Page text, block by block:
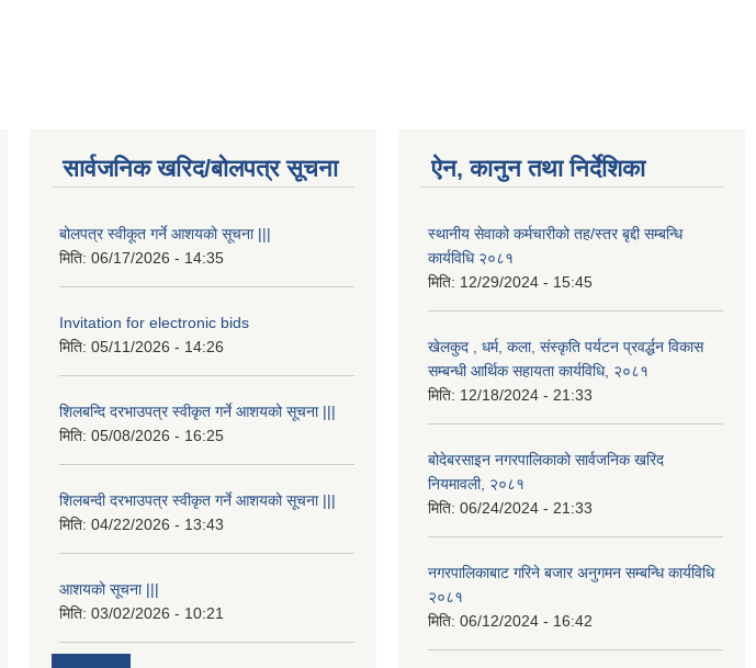
सार्वजनिक खरिद/बोलपत्र सूचना
बोलपत्र स्वीकूत गर्ने आशयको सूचना |||
मिति: 06/17/2026 - 14:35
Invitation for electronic bids
मिति: 05/11/2026 - 14:26
शिलबन्दि दरभाउपत्र स्वीकृत गर्ने आशयको सूचना |||
मिति: 05/08/2026 - 16:25
शिलबन्दी दरभाउपत्र स्वीकृत गर्ने आशयको सूचना |||
मिति: 04/22/2026 - 13:43
आशयको सूचना |||
मिति: 03/02/2026 - 10:21
ऐन, कानुन तथा निर्देशिका
स्थानीय सेवाको कर्मचारीको तह/स्तर बृद्दी सम्बन्धि
कार्यविधि २०८१
मिति: 12/29/2024 - 15:45
खेलकुद , धर्म, कला, संस्कृति पर्यटन प्रवर्द्धन विकास
सम्बन्धी आर्थिक सहायता कार्यविधि, २०८१
मिति: 12/18/2024 - 21:33
बोदेबरसाइन नगरपालिकाको सार्वजनिक खरिद
नियमावली, २०८१
मिति: 06/24/2024 - 21:33
नगरपालिकाबाट गरिने बजार अनुगमन सम्बन्धि कार्यविधि
२०८१
मिति: 06/12/2024 - 16:42